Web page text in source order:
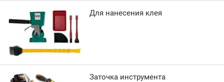
Для нанесения клея
Заточка инструмента